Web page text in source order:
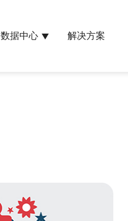
数据中心 解决方案